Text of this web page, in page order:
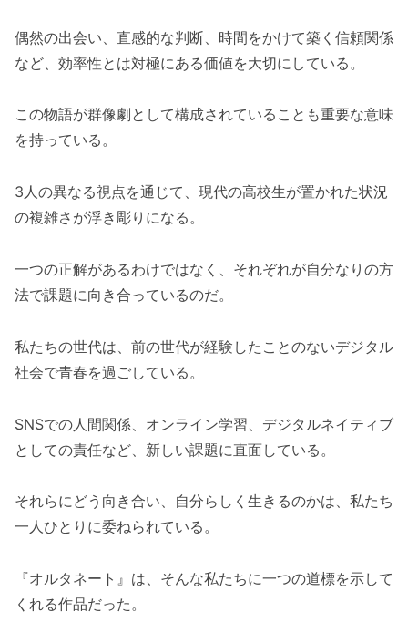
偶然の出会い、直感的な判断、時間をかけて築く信頼関係
など、効率性とは対極にある価値を大切にしている。
この物語が群像劇として構成されていることも重要な意味
を持っている。
3人の異なる視点を通じて、現代の高校生が置かれた状況
の複雑さが浮き彫りになる。
一つの正解があるわけではなく、それぞれが自分なりの方
法で課題に向き合っているのだ。
私たちの世代は、前の世代が経験したことのないデジタル
社会で青春を過ごしている。
SNSでの人間関係、オンライン学習、デジタルネイティブ
としての責任など、新しい課題に直面している。
それらにどう向き合い、自分らしく生きるのかは、私たち
一人ひとりに委ねられている。
『オルタネート』は、そんな私たちに一つの道標を示して
くれる作品だった。